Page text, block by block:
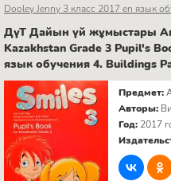
Dooley Jenny 3 класс 2017 en язык
ДүТ Дайын үй жұмыстары
Kazakhstan Grade 3 Pupil's
язык обучения 4. Buildings
Предмет:
Авторы:
Год: 2017